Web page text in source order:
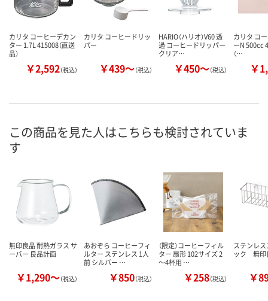
カリタ コーヒーデカン
ター 1.7L 415008（直送
品）
￥2,592（税込）
カリタ コーヒードリッ
パー
￥439～（税込）
HARIO（ハリオ）V60 透
過 コーヒードリッパー
クリア…
￥450～（税込）
カリタ コ
ーN 500cc
（…
￥
この商品を見た人はこちらも検討されていま
す
無印良品 耐熱ガラス サ
ーバー 良品計画
￥1,290～（税込）
あおぞら コーヒーフィ
ルター ステンレス 1人
前 シルバー …
￥850（税込）
（限定）コーヒーフィル
ター 扇形 102サイズ 2
～4杯用 …
￥258（税込）
ステンレ
ック 無印
￥